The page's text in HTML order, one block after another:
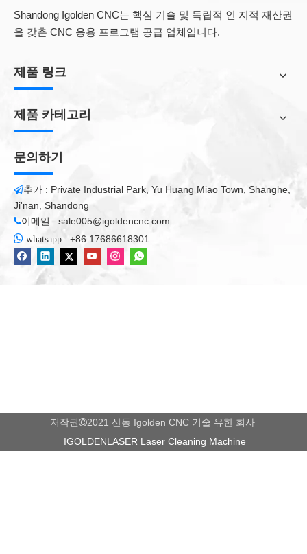
확성과 효율성도 보장 될 수 있습니다.
저렴한 레이저 커터의 서비스 수명과 정확성을 효과적으로 개선하
한을 사용한 후, 알루미늄 빔은 절단 정확도를 가장 많이 보장 할
Shandong Igolden CNC는 핵심 기술 및 독립적 인 지적 재산권
을 갖춘 CNC 응용 프로그램 공급 업체입니다.
제품 링크
제품 카테고리
문의하기
추가 : Private Industrial Park, Yu Huang Miao Town, Shanghe,
Ji'nan, Shandong
이메일 : sale005@igoldencnc.com
 whatsapp : +86 17686618301
저작권2021 산동 Igolden CNC 기술 유한 회사
IGOLDENLASER Laser Cleaning Machine